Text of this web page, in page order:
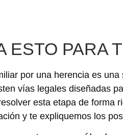
ESTO PARA
por una herencia es
vías legales diseñadas
esta etapa de forma
y te expliquemos los